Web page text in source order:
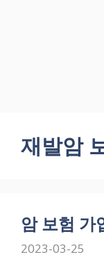
재발암
암 보험 가
2023-03-25